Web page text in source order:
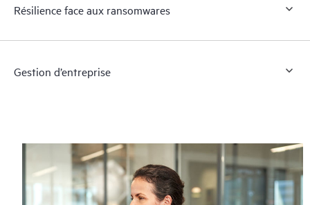
Résilience face aux ransomwares
Gestion d’entreprise